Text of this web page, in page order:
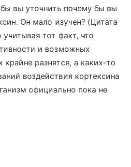
вы уточнить почему бы вы
Он мало изучен? (Цитата
учитывая тот факт, что
и возможных
крайне разнятся, а каких-то
воздействия кортексина
официально пока не